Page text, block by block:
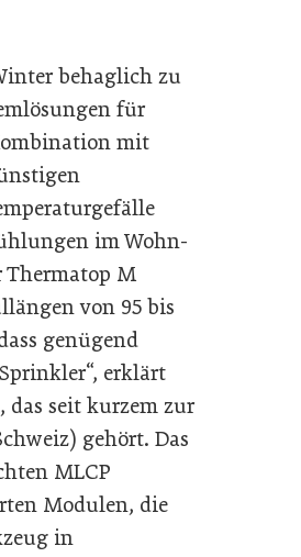
behaglich zu
für
mit
im Wohn-
Thermatop M
von 95 bis
genügend
erklärt
das seit kurzem zur
gehört. Das
MLCP
Modulen, die
in